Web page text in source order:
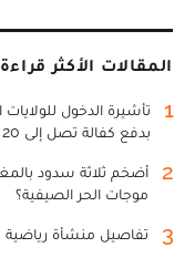
المقالات الأكثر قراءة
1
بدفع كفالة تصل إلى 20 ألف دولار
2
أضخم ثلاثة سدود
موجات الحر الصيفية؟
3 تفاصيل منشأة رياضية